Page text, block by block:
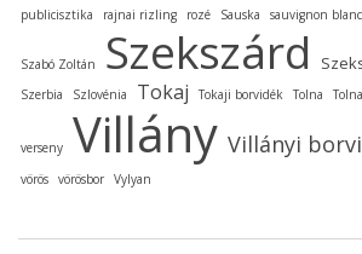
publicisztika
rajnai rizling rozé Sauska sauvignon blanc
Szabó Zoltán Szekszárd
Szerbia Szlovénia Tokaj Tokaji borvidék Tolna
verseny Villány Villányi
vörös vörösbor Vylyan